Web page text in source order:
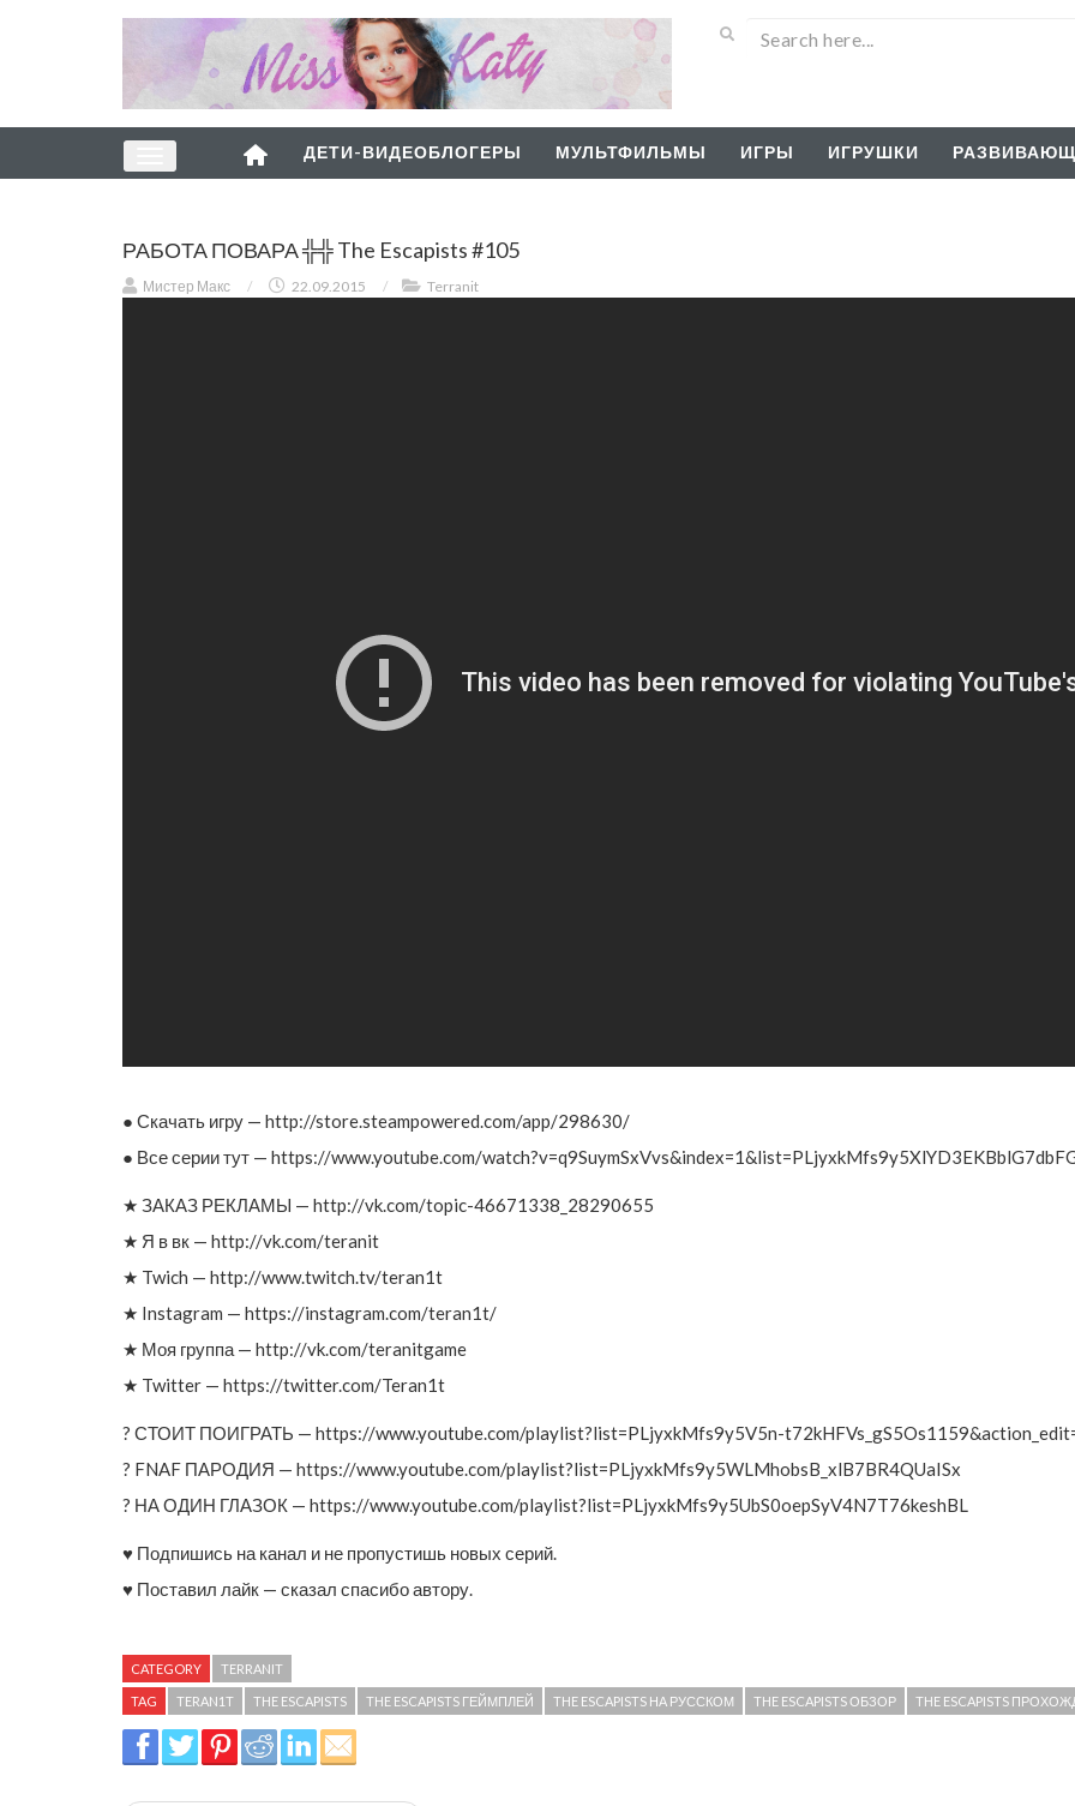
ДЕТИ-ВИДЕОБЛОГЕРЫ МУЛЬТФИЛЬМЫ ИГРЫ ИГРУШКИ
РАБОТА ПОВАРА ╬╬ The Escapists #105
Мистер Макс / 22.09.2015 / Terranit
● Скачать игру — http://store.steampowered.com/app/298630/
● Все серии тут — https://www.youtube.com/
★ ЗАКАЗ РЕКЛАМЫ — http://vk.com/topic-46671338_28290655
★ Я в вк — http://vk.com/teranit
★ Twich — http://www.twitch.tv/teran1t
★ Instagram — https://instagram.com/teran1t/
★ Моя группа — http://vk.com/teranitgame
★ Twitter — https://twitter.com/Teran1t
? СТОИТ ПОИГРАТЬ — https://www.youtube.com/playlist?list=PLjyxkMfs9y5V5n-
? FNAF ПАРОДИЯ — https://www.youtube.com/playlist?list=PLjyxkMfs9y5WLMhobsB_xlB7BR4QUaISx
? НА ОДИН ГЛАЗОК — https://www.youtube.com/playlist?list=PLjyxkMfs9y5UbS0oepSyV4N7T76keshBL
♥ Подпишись на канал и не пропустишь новых серий.
♥ Поставил лайк — сказал спасибо автору.
CATEGORY TERRANIT
TAG TERAN1T THE ESCAPISTS THE ESCAPISTS ГЕЙМПЛЕЙ THE ESCAPISTS НА РУССКОМ THE ESCAPISTS ОБЗОР THE ESCAPISTS